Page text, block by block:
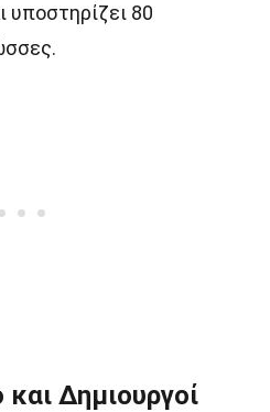
υποστηρίζει 80
Δημιουργοί